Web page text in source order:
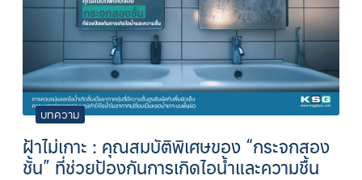
บทความ
ฝ้าไม่เกาะ : คุณสมบัติพิเศษของ “กระจกสอง
ชั้น” ที่ช่วยป้องกันการเกิดไอน้ำและความชื้น